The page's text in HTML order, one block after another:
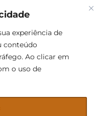
e Residencial